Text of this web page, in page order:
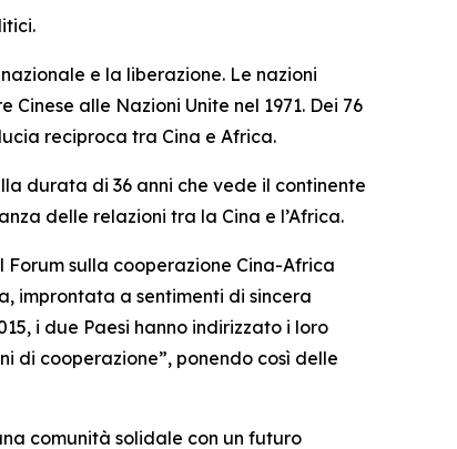
e la liberazione. Le nazioni
alle Nazioni Unite nel 1971. Dei 76
reciproca tra Cina e Africa.
durata di 36 anni che vede il continente
delle relazioni tra la Cina e l’Africa.
sulla cooperazione Cina-Africa
improntata a sentimenti di sincera
i due Paesi hanno indirizzato i loro
di cooperazione”, ponendo così delle
comunità solidale con un futuro